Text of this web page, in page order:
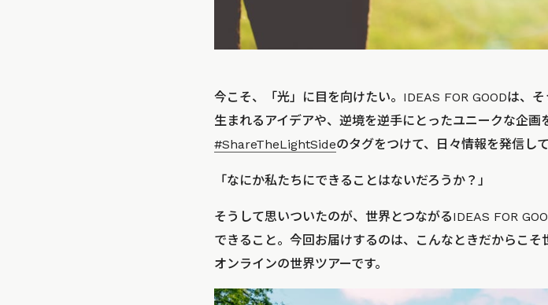
今こそ、「光」に目を向けたい。IDEAS FOR GOODは、
生まれるアイデアや、逆境を逆手にとったユニークな企
#ShareTheLightSideのタグをつけて、日々情報を発信して
「なにか私たちにできることはないだろうか？」
そうして思いついたのが、世界とつながるIDEAS FOR
できること。今回お届けするのは、こんなときだからこ
オンラインの世界ツアーです。